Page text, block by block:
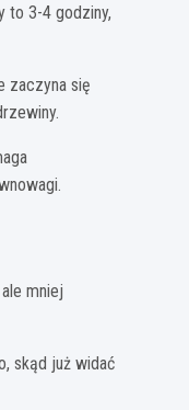
to 3-4 godziny,
zaczyna się
mniej
skąd już widać